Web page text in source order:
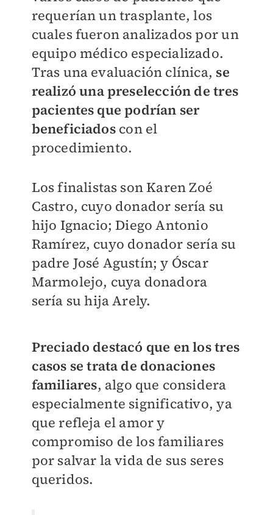
requerían un trasplante, los
cuales fueron analizados por un
equipo médico especializado.
Tras una evaluación clínica, se
realizó una preselección de tres
pacientes que podrían ser
beneficiadoscon el
procedimiento.
Los finalistas son Karen Zoé
Castro, cuyo donador sería su
hijo Ignacio; Diego Antonio
Ramírez, cuyo donador sería su
padre José Agustín; y Óscar
Marmolejo, cuya donadora
sería su hija Arely.
Preciado destacó que en los tres
casos se trata de donaciones
familiares, algo que considera
especialmente significativo, ya
que refleja el amor y
compromiso de los familiares
por salvar la vida de sus seres
queridos.